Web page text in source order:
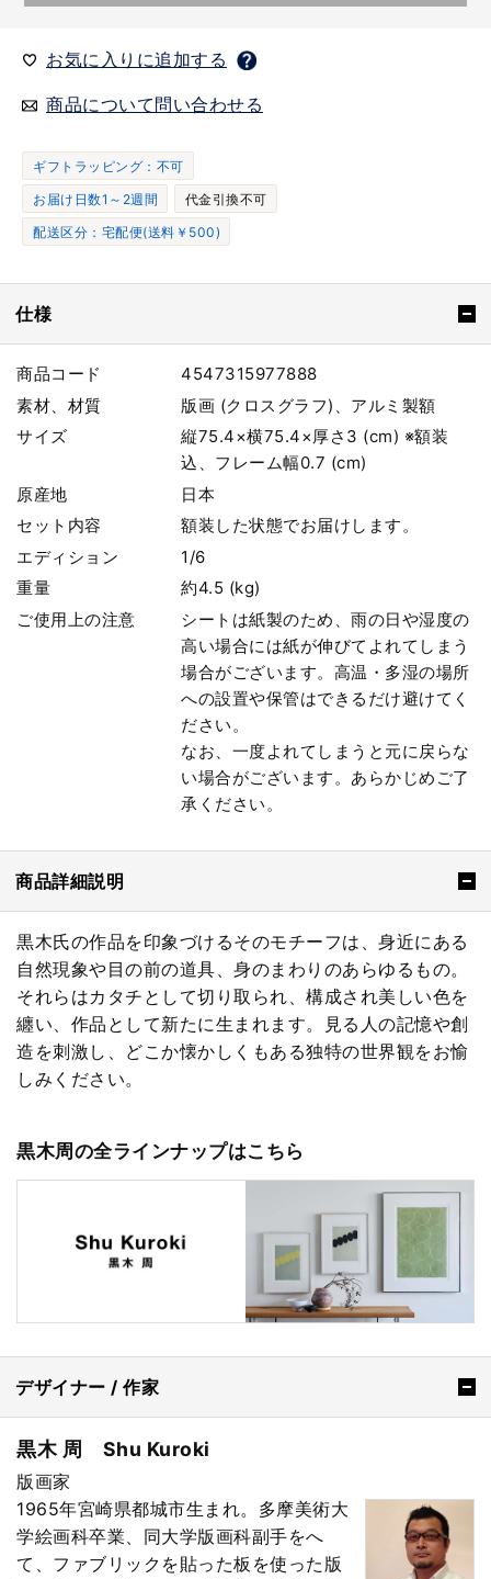
お気に入りに追加する
商品について問い合わせる
ギフトラッピング：不可
お届け日数1～2週間
代金引換不可
配送区分：宅配便(送料￥500)
仕様
商品コード
4547315977888
素材、材質
版画 (クロスグラフ)、アルミ製額
サイズ
縦75.4×横75.4×厚さ3 (cm) ※額装
込、フレーム幅0.7 (cm)
原産地
日本
セット内容
額装した状態でお届けします。
エディション
1/6
重量
約4.5 (kg)
ご使用上の注意
シートは紙製のため、雨の日や湿度の
高い場合には紙が伸びてよれてしまう
場合がございます。高温・多湿の場所
への設置や保管はできるだけ避けてく
ださい。
なお、一度よれてしまうと元に戻らな
い場合がございます。あらかじめご了
承ください。
商品詳細説明
黒木氏の作品を印象づけるそのモチーフは、身近にある
自然現象や目の前の道具、身のまわりのあらゆるもの。
それらはカタチとして切り取られ、構成され美しい色を
纏い、作品として新たに生まれます。見る人の記憶や創
造を刺激し、どこか懐かしくもある独特の世界観をお愉
しみください。
黒木周の全ラインナップはこちら
デザイナー / 作家
黒木 周 Shu Kuroki
版画家
1965年宮崎県都城市生まれ。多摩美術大
学絵画科卒業、同大学版画科副手をへ
て、ファブリックを貼った板を使った版